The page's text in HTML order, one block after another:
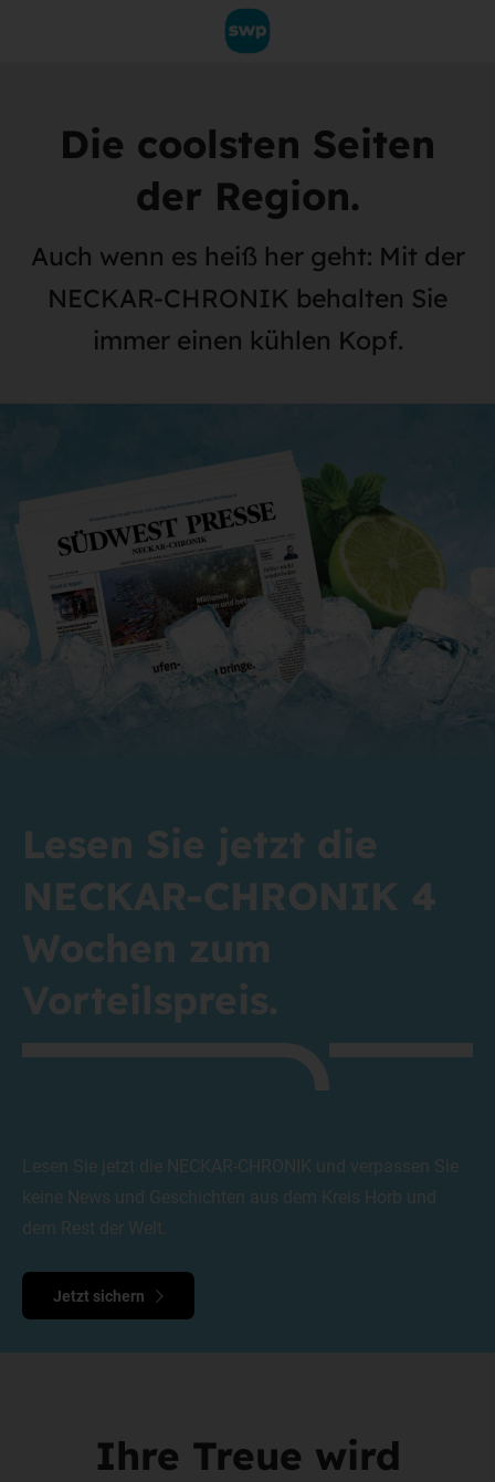
Die coolsten Seiten
der Region.
Auch wenn es heiß her geht: Mit der
NECKAR-CHRONIK behalten Sie
immer einen kühlen Kopf.
Lesen Sie jetzt die
NECKAR-CHRONIK 4
Wochen zum
Vorteilspreis.
Lesen Sie jetzt die NECKAR-CHRONIK und verpassen Sie
keine News und Geschichten aus dem Kreis Horb und
dem Rest der Welt.
Jetzt sichern
Ihre Treue wird